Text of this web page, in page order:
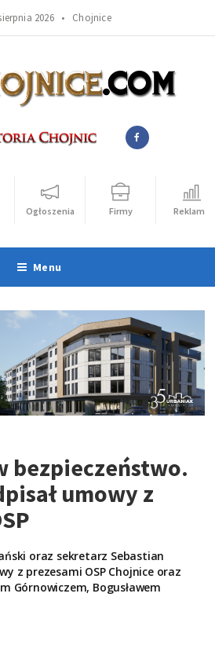
2026 • Chojnice
Ogłoszenia Firmy Reklama
Menu
bezpieczeństwo.
umowy z
oraz sekretarz Sebastian
z prezesami OSP Chojnice oraz
Górnowiczem, Bogusławem